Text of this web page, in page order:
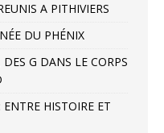
A PITHIVIERS
DU PHÉNIX
G DANS LE CORPS
HISTOIRE ET